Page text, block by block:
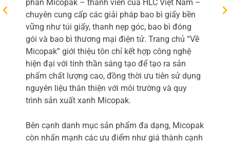
phần Micopak – thành viên của HLC Việt Nam –
chuyên cung cấp các giải pháp bao bì giấy bền
vững như túi giấy, thanh nẹp góc, bao bì đóng
gói và bao bì thương mại điện tử. Trang chủ “Về
Micopak” giới thiệu tôn chỉ kết hợp công nghệ
hiện đại với tinh thần sáng tạo để tạo ra sản
phẩm chất lượng cao, đồng thời ưu tiên sử dụng
nguyên liệu thân thiện với môi trường và quy
trình sản xuất xanh Micopak.
Bên cạnh danh mục sản phẩm đa dạng, Micopak
còn nhấn mạnh các ưu điểm như giá thành cạnh